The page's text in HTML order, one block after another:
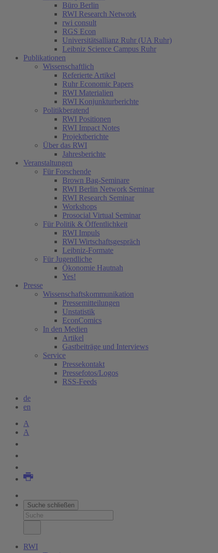
Büro Berlin
RWI Research Network
rwi consult
RGS Econ
Universitätsallianz Ruhr (UA Ruhr)
Leibniz Science Campus Ruhr
Publikationen
Wissenschaftlich
Referierte Artikel
Ruhr Economic Papers
RWI Materialien
RWI Konjunkturberichte
Politikberatend
RWI Positionen
RWI Impact Notes
Projektberichte
Über das RWI
Jahresberichte
Veranstaltungen
Für Forschende
Brown Bag-Seminare
RWI Berlin Network Seminar
RWI Research Seminar
Workshops
Prosocial Virtual Seminar
Für Politik & Öffentlichkeit
RWI Impuls
RWI Wirtschaftsgespräch
Leibniz-Formate
Für Jugendliche
Ökonomie Hautnah
Yes!
Presse
Wissenschaftskommunikation
Pressemitteilungen
Unstatistik
EconComics
In den Medien
Artikel
Gastbeiträge und Interviews
Service
Pressekontakt
Pressefotos/Logos
RSS-Feeds
de
en
A
A
Suche schließen
RWI